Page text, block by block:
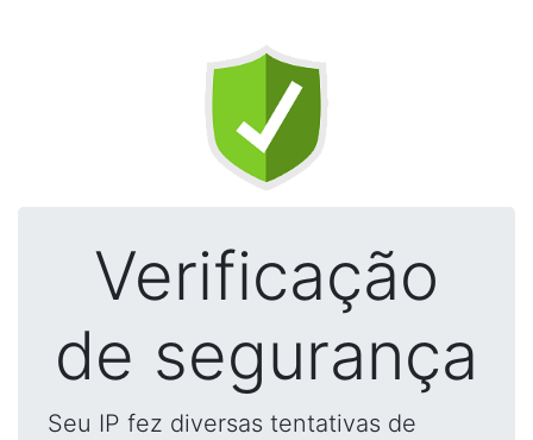
Verificação
de segurança
Seu IP fez diversas tentativas de